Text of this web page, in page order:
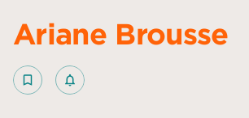
Ariane Brousse
bookmark_border notifications_none_outlined